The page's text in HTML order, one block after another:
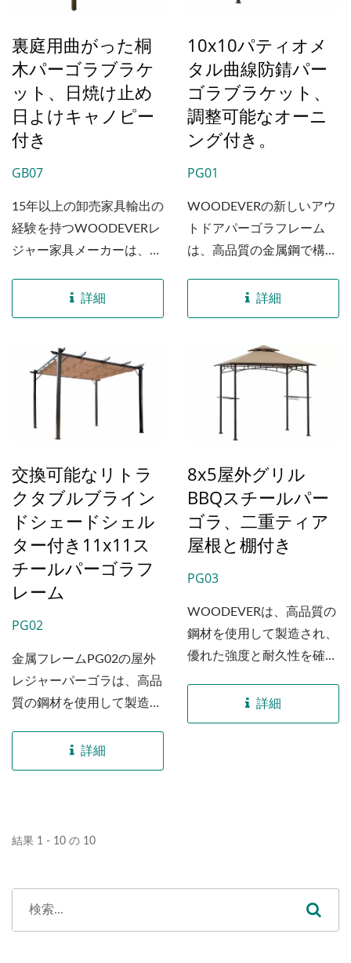
裏庭用曲がった桐
木パーゴラブラケ
ット、日焼け止め
日よけキャノピー
付き
GB07
15年以上の卸売家具輸出の
経験を持つWOODEVERレ
ジャー家具メーカーは、グ
信頼できるパートナーとし
ての地位を確立していま
詳細
10x10パティオメ
タル曲線防錆パー
ゴラブラケット、
調整可能なオーニ
ング付き。
PG01
WOODEVERの新しいアウ
トドアパーゴラフレーム
は、高品質の金属鋼で構築
と耐久性を提供します。...
詳細
交換可能なリトラ
クタブルブライン
ドシェードシェル
ター付き11x11ス
チールパーゴラフ
レーム
PG02
金属フレームPG02の屋外
レジャーパーゴラは、高品
質の鋼材を使用して製造さ
久性、耐腐食性を備えてい
ます。...
詳細
8x5屋外グリル
BBQスチールパー
ゴラ、二重ティア
屋根と棚付き
PG03
WOODEVERは、高品質の
鋼材を使用して製造され、
優れた強度と耐久性を確保
と加工を経た新しく開発さ
れた屋外BBQメタルパーゴ
詳細
結果 1 - 10 の 10